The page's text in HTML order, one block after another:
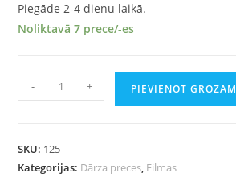
Piegāde 2-4 dienu laikā.
Noliktavā 7 prece/-es
- + PIEVIENOT GROZAM
SKU: 125
Kategorijas: Dārza preces, Filmas